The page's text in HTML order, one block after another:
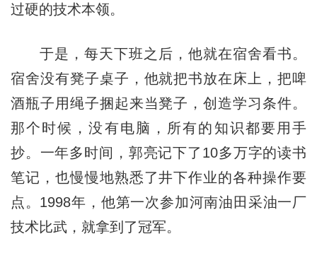
过硬的技术本领。
于是，每天下班之后，他就在宿舍看书。
宿舍没有凳子桌子，他就把书放在床上，把啤
酒瓶子用绳子捆起来当凳子，创造学习条件。
那个时候，没有电脑，所有的知识都要用手
抄。一年多时间，郭亮记下了10多万字的读书
笔记，也慢慢地熟悉了井下作业的各种操作要
点。1998年，他第一次参加河南油田采油一厂
技术比武，就拿到了冠军。